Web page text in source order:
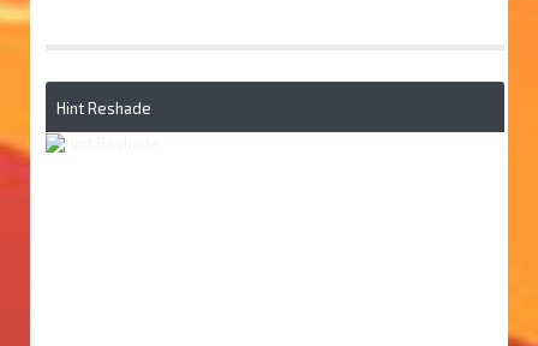
Hint Reshade